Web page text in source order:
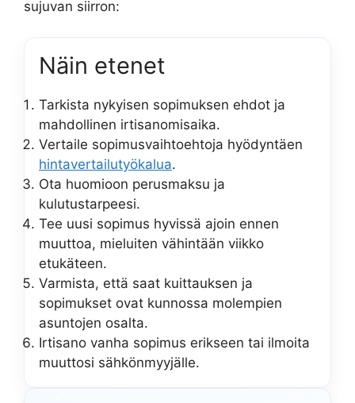
sujuvan siirron:
Näin etenet
Tarkista nykyisen sopimuksen ehdot ja
mahdollinen irtisanomisaika.
Vertaile sopimusvaihtoehtoja hyödyntäen
hintavertailutyökalua.
Ota huomioon perusmaksu ja
kulutustarpeesi.
Tee uusi sopimus hyvissä ajoin ennen
muuttoa, mieluiten vähintään viikko
etukäteen.
Varmista, että saat kuittauksen ja
sopimukset ovat kunnossa molempien
asuntojen osalta.
Irtisano vanha sopimus erikseen tai ilmoita
muuttosi sähkönmyyjälle.